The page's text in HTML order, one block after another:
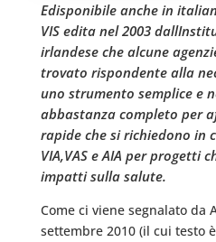
Edisponibile anche in
VIS edita nel 2003
irlandese che alcune
trovato rispondente alla
uno strumento semplice e
abbastanza completo per
rapide che si richiedono in
VIA,VAS e AIA per progetti
impatti sulla salute.
Come ci viene segnalato da
settembre 2010 (il cui testo